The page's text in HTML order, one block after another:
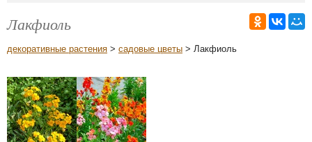
Лакфиоль
декоративные растения > садовые цветы > Лакфиоль